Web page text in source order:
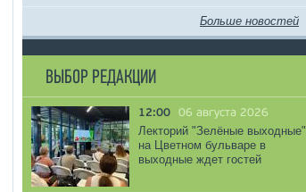
Больше новостей
ВЫБОР РЕДАКЦИИ
12:00 06 августа 2026
Лекторий "Зелёные выходные"
на Цветном бульваре в
выходные ждет гостей